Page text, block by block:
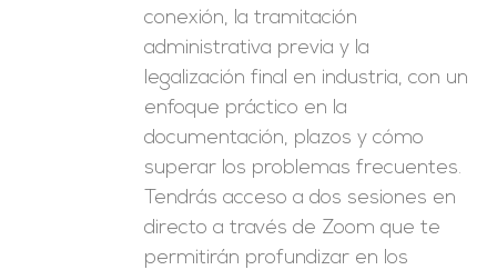
conexión, la tramitación
administrativa previa y la
legalización final en industria, con un
enfoque práctico en la
documentación, plazos y cómo
superar los problemas frecuentes.
Tendrás acceso a dos sesiones en
directo a través de Zoom que te
permitirán profundizar en los